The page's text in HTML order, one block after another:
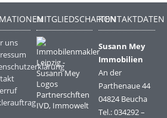
uns
MITGLIEDSCHAFTENKONTAKTDATEN
Susann Mey
Immobilien
An der
Parthenaue 44
04824 Beucha
Tel.: 034292 –